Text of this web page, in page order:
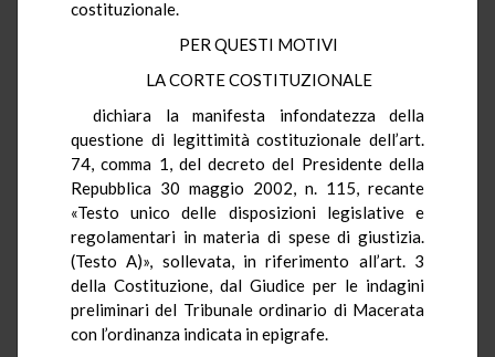
costituzionale.
PER QUESTI MOTIVI
LA CORTE COSTITUZIONALE
dichiara la manifesta infondatezza della
questione di legittimità costituzionale dell’art.
74, comma 1, del decreto del Presidente della
Repubblica 30 maggio 2002, n. 115, recante
«Testo unico delle disposizioni legislative e
regolamentari in materia di spese di giustizia.
(Testo A)», sollevata, in riferimento all’art. 3
della Costituzione, dal Giudice per le indagini
preliminari del Tribunale ordinario di Macerata
con l’ordinanza indicata in epigrafe.